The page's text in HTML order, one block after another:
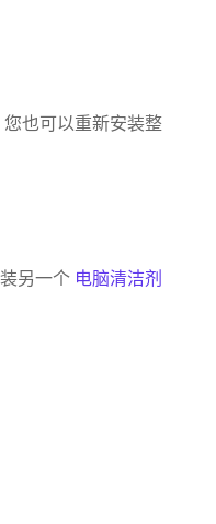
也可以重新安装整
另一个 电脑清洁剂